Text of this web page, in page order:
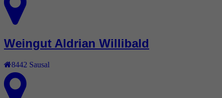
Weingut Aldrian Willibald
8442 Sausal